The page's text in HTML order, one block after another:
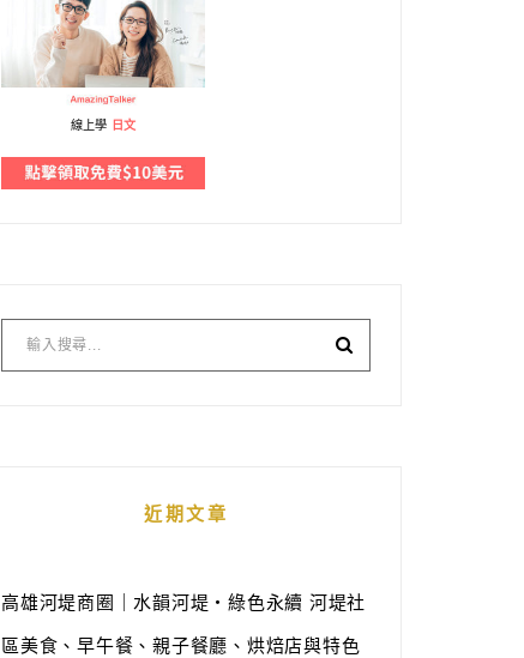
線上學 日文
近期文章
高雄河堤商圈｜水韻河堤‧綠色永續 河堤社
區美食、早午餐、親子餐廳、烘焙店與特色